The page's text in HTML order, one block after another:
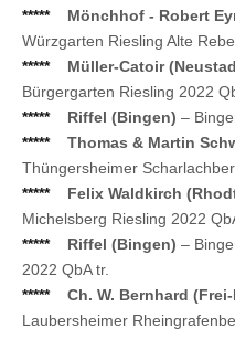
*****
Mönchhof - Robert
Würzgarten Riesling Alte
*****
Müller-Catoir
Bürgergarten Riesling 2022
*****
Riffel (Bingen) –
*****
Thomas & Martin
Thüngersheimer
*****
Felix Waldkirch
Michelsberg Riesling 2022
*****
Riffel (Bingen) –
2022 QbA tr.
*****
Ch. W. Bernhard
Laubersheimer